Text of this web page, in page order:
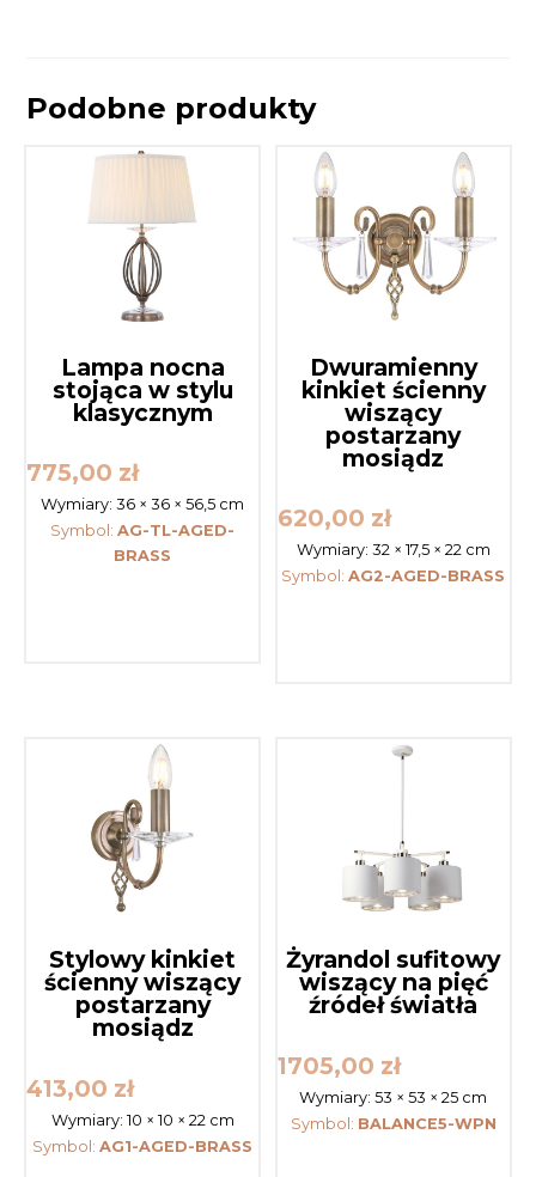
Podobne produkty
Lampa nocna
stojąca w stylu
klasycznym
775,00 zł
Wymiary:36 × 36 × 56,5 cm
Symbol:AG-TL-AGED-
BRASS
Dwuramienny
kinkiet ścienny
wiszący
postarzany
mosiądz
620,00 zł
Wymiary: 32 × 17,5 × 22 cm
Symbol:AG2-AGED-BRASS
Stylowy kinkiet
ścienny wiszący
postarzany
mosiądz
413,00 zł
Wymiary: 10 × 10 × 22 cm
Symbol:AG1-AGED-BRASS
Żyrandol sufitowy
wiszący na pięć
źródeł światła
1705,00 zł
Wymiary:53 × 53 × 25 cm
Symbol: BALANCE5-WPN